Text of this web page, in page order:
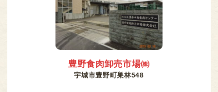
豊野食肉卸売市場㈱
宇城市豊野町巣林548